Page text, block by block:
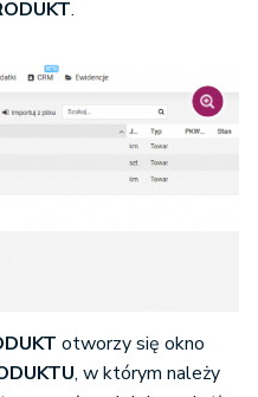
.
otworzy się okno
, w którym należy